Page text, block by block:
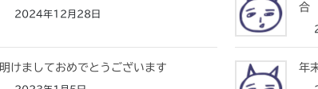
2024年12月28日
合
明けましておめでとうございます 年